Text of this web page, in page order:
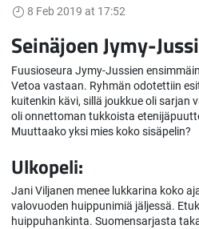
8 Feb 2019 at 17:52
Seinäjoen Jymy-
Fuusioseura Jymy-Jussien
Vetoa vastaan. Ryhmän odotettiin
kuitenkin kävi, sillä joukkue oli
oli onnettoman tukkoista
Muuttaako yksi mies koko sisäpelin?
Ulkopeli:
Jani Viljanen menee lukkarina koko
valovuoden huippunimiä jäljessä.
huippuhankinta. Suomensarjasta